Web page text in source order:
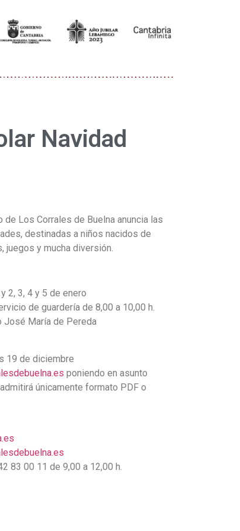
Navidad
Los Corrales de Buelna anuncia las
destinadas a niños nacidos de
juegos y mucha diversión.
2, 3, 4 y 5 de enero
de guardería de 8,00 a 10,00 h.
José María de Pereda
19 de diciembre
poniendo en asunto
únicamente formato PDF o
83 00 11 de 9,00 a 12,00 h.